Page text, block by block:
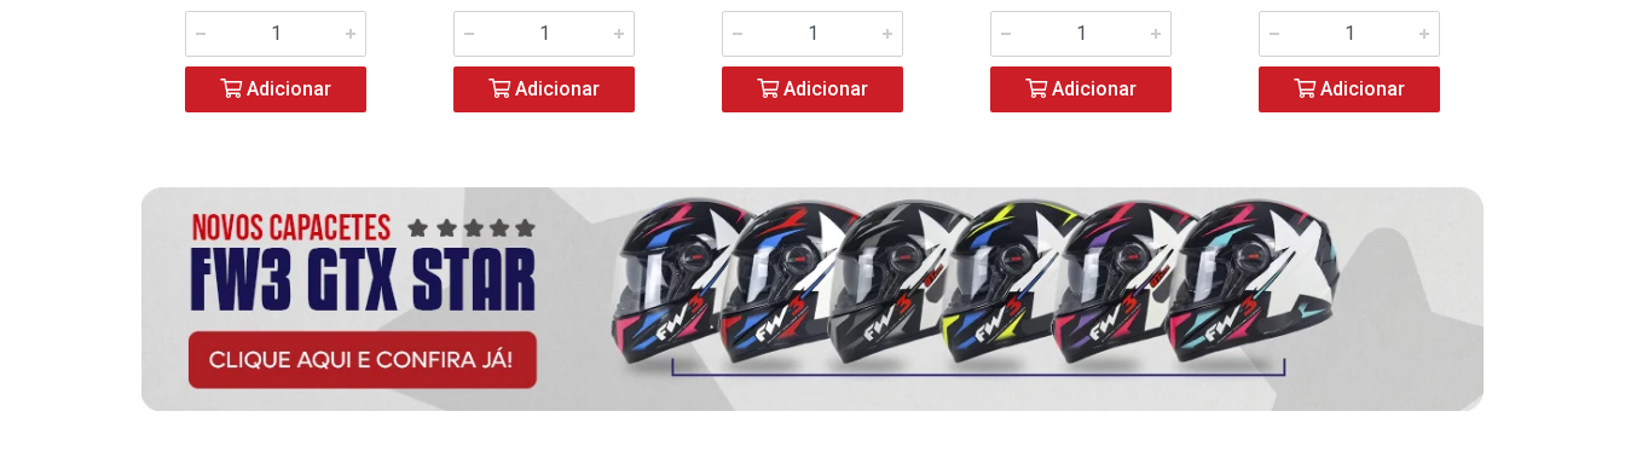
Adicionar Adicionar Adicionar Adicionar Adicionar